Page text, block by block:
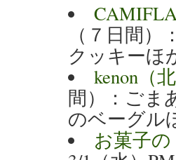
（７日間
クッキーほ
kenon（
間）：ごま
のベーグル
お菓子